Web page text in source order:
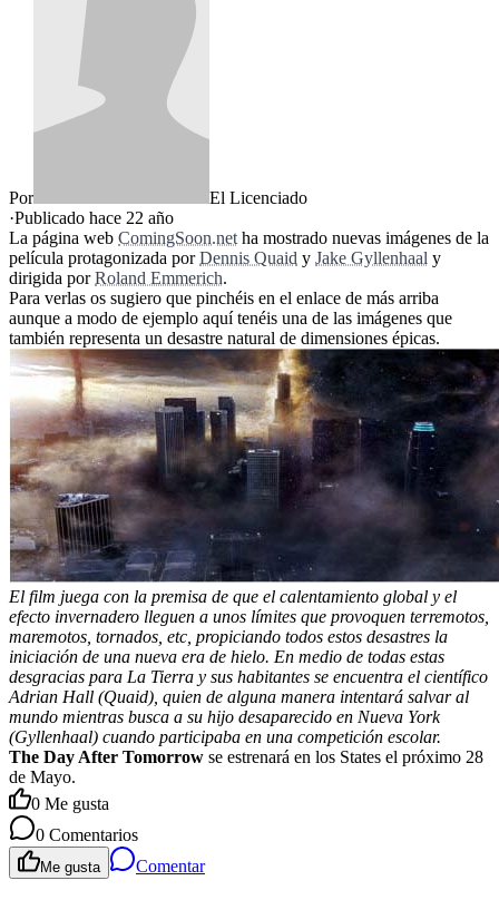
Por
El Licenciado
·Publicado hace 22 año
La página web ComingSoon.net ha mostrado nuevas imágenes de la
película protagonizada porDennis Quaid y Jake Gyllenhaal y
dirigida porRoland Emmerich.
Para verlas os sugiero que pinchéis en el enlace de más arriba
aunque a modo de ejemplo aquí tenéis una de las imágenes que
también representa un desastre natural de dimensiones épicas.
El film juega con la premisa de que el calentamiento global y el
efecto invernadero lleguen a unos límites que provoquen terremotos,
maremotos, tornados, etc, propiciando todos estos desastres la
iniciación de una nueva era de hielo. En medio de todas estas
desgracias para La Tierra y sus habitantes se encuentra el científico
Adrian Hall (Quaid), quien de alguna manera intentará salvar al
mundo mientras busca a su hijo desaparecido en Nueva York
(Gyllenhaal) cuando participaba en una competición escolar.
The Day After Tomorrow se estrenará en los States el próximo 28
de Mayo.
0 Me gusta
0 Comentarios
Me gusta Comentar